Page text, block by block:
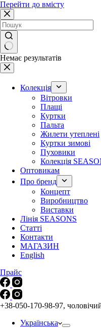
Перейти до вмісту
Немає результатів
Колекція
Вітровки
Плащі
Куртки
Пальта
Жилети утеплені
Куртки зимові
Пуховики
Колекція
Оптовикам
Про бренд
Концепт
Виробництво
Виставки
Лінія SEASONS
Статті
Контакти
МАГАЗИН
English
Прайс
+38-050-170-98-97,
Українська